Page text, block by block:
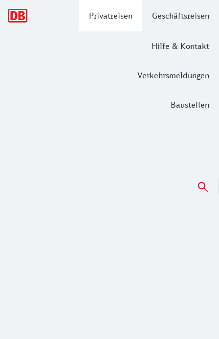
Privatreisen Geschäftsreisen
Hilfe & Kontakt
Verkehrsmeldungen
Baustellen